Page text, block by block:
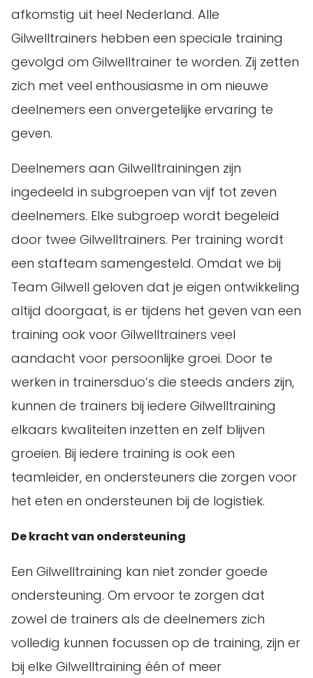
afkomstig uit heel Nederland. Alle
Gilwelltrainers hebben een speciale training
gevolgd om Gilwelltrainer te worden. Zij zetten
zich met veel enthousiasme in om nieuwe
deelnemers een onvergetelijke ervaring te
geven.
Deelnemers aan Gilwelltrainingen zijn
ingedeeld in subgroepen van vijf tot zeven
deelnemers. Elke subgroep wordt begeleid
door twee Gilwelltrainers. Per training wordt
een stafteam samengesteld. Omdat we bij
Team Gilwell geloven dat je eigen ontwikkeling
altijd doorgaat, is er tijdens het geven van een
training ook voor Gilwelltrainers veel
aandacht voor persoonlijke groei. Door te
werken in trainersduo’s die steeds anders zijn,
kunnen de trainers bij iedere Gilwelltraining
elkaars kwaliteiten inzetten en zelf blijven
groeien. Bij iedere training is ook een
teamleider, en ondersteuners die zorgen voor
het eten en ondersteunen bij de logistiek.
De kracht van ondersteuning
Een Gilwelltraining kan niet zonder goede
ondersteuning. Om ervoor te zorgen dat
zowel de trainers als de deelnemers zich
volledig kunnen focussen op de training, zijn er
bij elke Gilwelltraining één of meer